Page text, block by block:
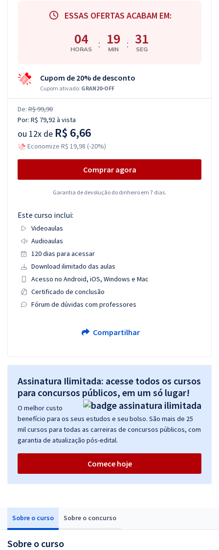
Sobre o curso Sobre o concurso
Sobre o curso
ESSAS OFERTAS ACABAM EM:
04
HORAS : 19
MIN : 31
SEG
Cupom de 20% de desconto
Cupom ativado: GRAN20-OFF
De: R$ 99,90
Por: R$ 79,92à vista
ou 12x de R$ 6,66
Economize R$ 19,98 (-20%)
Comprar agora
Garantia de devolução do dinheiro em 7 dias.
Este curso inclui:
Videoaulas
Audioaulas
120 dias para acessar
Download ilimitado das aulas
Acesso no Android, iOS, Windows e Mac
Certificado de conclusão
Fórum de dúvidas com professores
Compartilhar
Assinatura Ilimitada: acesse todos os cursos
para concursos públicos, em um só lugar!
O melhor custo
benefício para os seus estudos e seu bolso. São mais de 25
mil cursos para todas as carreiras de concursos públicos, com
garantia de atualização pós-edital.
Comece hoje